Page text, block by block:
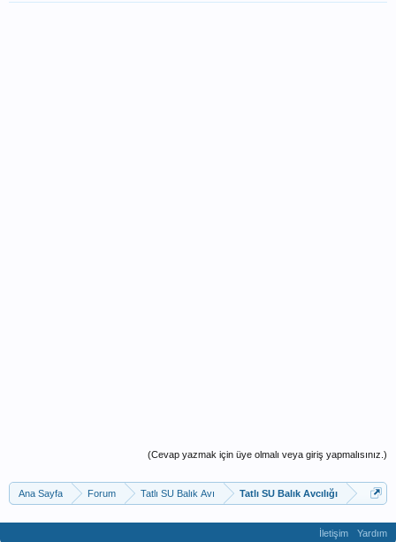
(Cevap yazmak için üye olmalı veya giriş yapmalısınız.)
Ana Sayfa Forum Tatlı SU Balık Avı Tatlı SU Balık Avcılığı
İletişim Yardım